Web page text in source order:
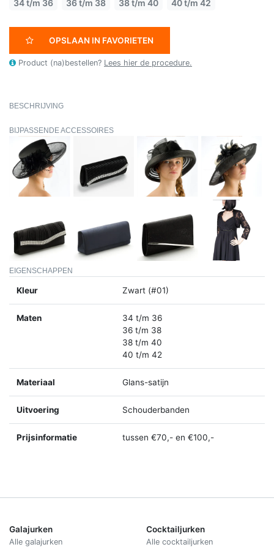
34 t/m 36 36 t/m 38 38 t/m 40 40 t/m 42
OPSLAAN IN FAVORIETEN
Product (na)bestellen? Lees hier de procedure.
BESCHRIJVING
BIJPASSENDE ACCESSOIRES
EIGENSCHAPPEN
Kleur Zwart (#01)
Maten
34 t/m 36
36 t/m 38
38 t/m 40
40 t/m 42
Materiaal Glans-satijn
Uitvoering Schouderbanden
Prijsinformatie tussen €70,- en €100,-
Galajurken
Alle galajurken
Cocktailjurken
Alle cocktailjurken